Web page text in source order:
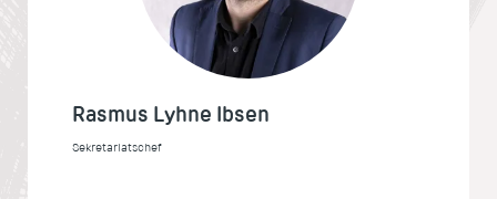
Rasmus Lyhne Ibsen
Sekretariatschef